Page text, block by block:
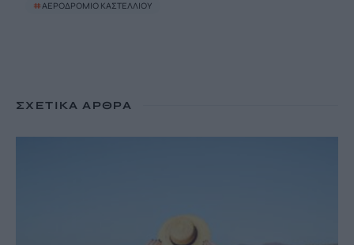
#ΑΕΡΟΔΡΟΜΙΟ ΚΑΣΤΕΛΛΙΟΥ
ΣΧΕΤΙΚΆ ΆΡΘΡΑ